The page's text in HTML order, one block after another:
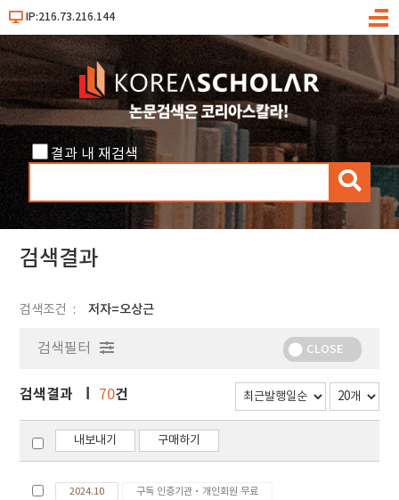
IP:216.73.216.144
메
결과 내 재검색
검
색
검색결과
검색조건 저자=오상근
검색필터 CLOSE
검색결과 70건
내보내기 구매하기
2024.10 구독 인증기관·개인회원 무료